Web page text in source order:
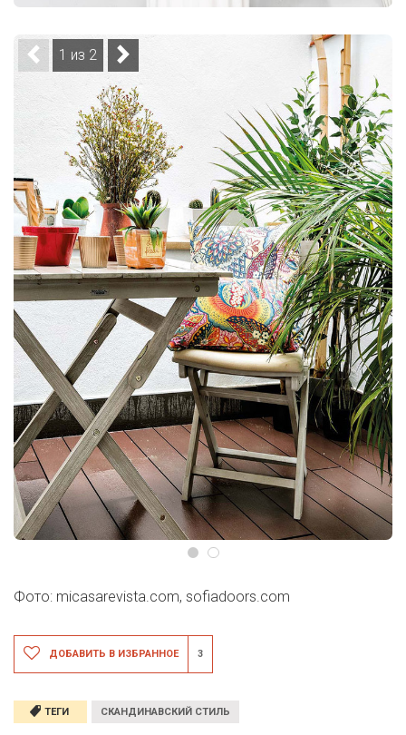
1 из 2
Фото: micasarevista.com, sofiadoors.com
ДОБАВИТЬ В ИЗБРАННОЕ 3
ТЕГИ СКАНДИНАВСКИЙ СТИЛЬ